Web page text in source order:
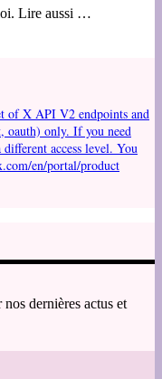
Lire aussi …
of X API V2 endpoints and
oauth) only. If you need
access level. You
en/portal/product
dernières actus et